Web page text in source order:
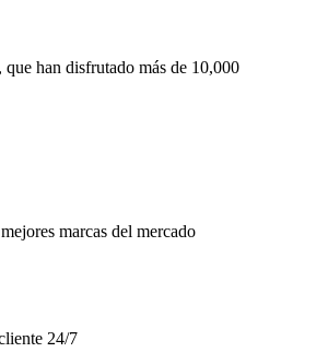
que han disfrutado más de 10,000
marcas del mercado
24/7